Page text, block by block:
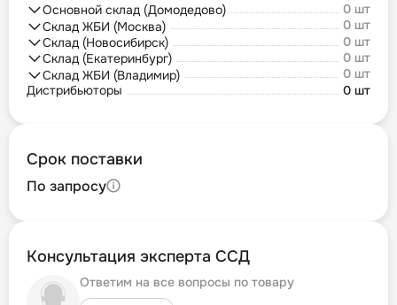
Основной склад (Домодедово)
0 шт
Склад ЖБИ (Москва)
0 шт
Склад (Новосибирск)
0 шт
Склад (Екатеринбург)
0 шт
Склад ЖБИ (Владимир)
0 шт
Дистрибьюторы
0 шт
Срок поставки
По запросу
Консультация эксперта ССД
Ответим на все вопросы по товару